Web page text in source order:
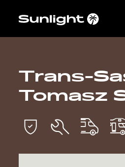
Nos modèles
Recherchez
Trans-
Tomasz